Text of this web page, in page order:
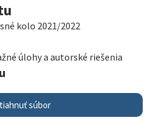
kolo 2021/2022
úlohy a autorské riešenia
súbor